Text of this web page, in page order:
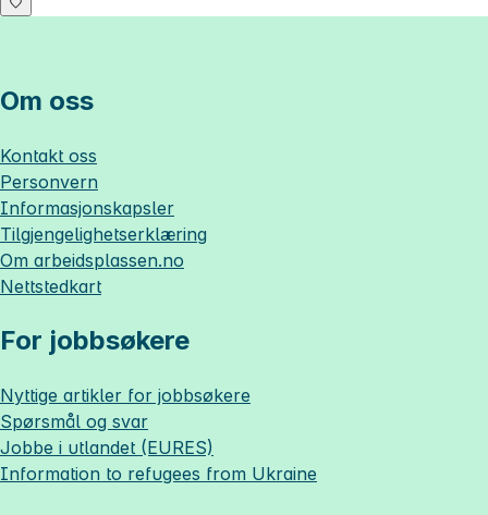
Om oss
Kontakt oss
Personvern
Informasjonskapsler
Tilgjengelighetserklæring
Om arbeidsplassen.no
Nettstedkart
For jobbsøkere
Nyttige artikler for jobbsøkere
Spørsmål og svar
Jobbe i utlandet (EURES)
Information to refugees from Ukraine